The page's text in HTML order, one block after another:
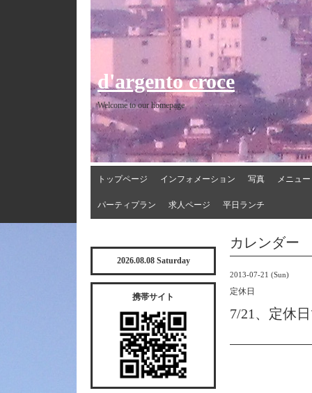
d'argento croce
Welcome to our homepage
トップページ インフォメーション 写真 メニュー
パーティプラン 求人ページ 平日ランチ
カレンダー
2013-07-21 (Sun)
定休日
7/21、定休
2026.08.08 Saturday
携帯サイト